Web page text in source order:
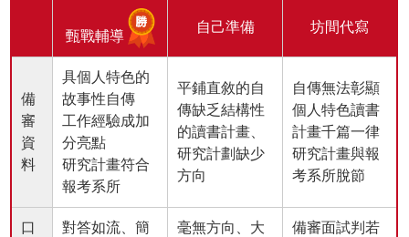
甄戰輔導
自己準備 坊間代寫
備
審
資
料
具個人特色的
故事性自傳
工作經驗成加
分亮點
研究計畫符合
報考系所
平鋪直敘的自
傳缺乏結構性
的讀書計畫、
研究計劃缺少
方向
自傳無法彰顯
個人特色讀書
計畫千篇一律
研究計畫與報
考系所脫節
口
對答如流、簡
毫無方向、大
備審面試判若